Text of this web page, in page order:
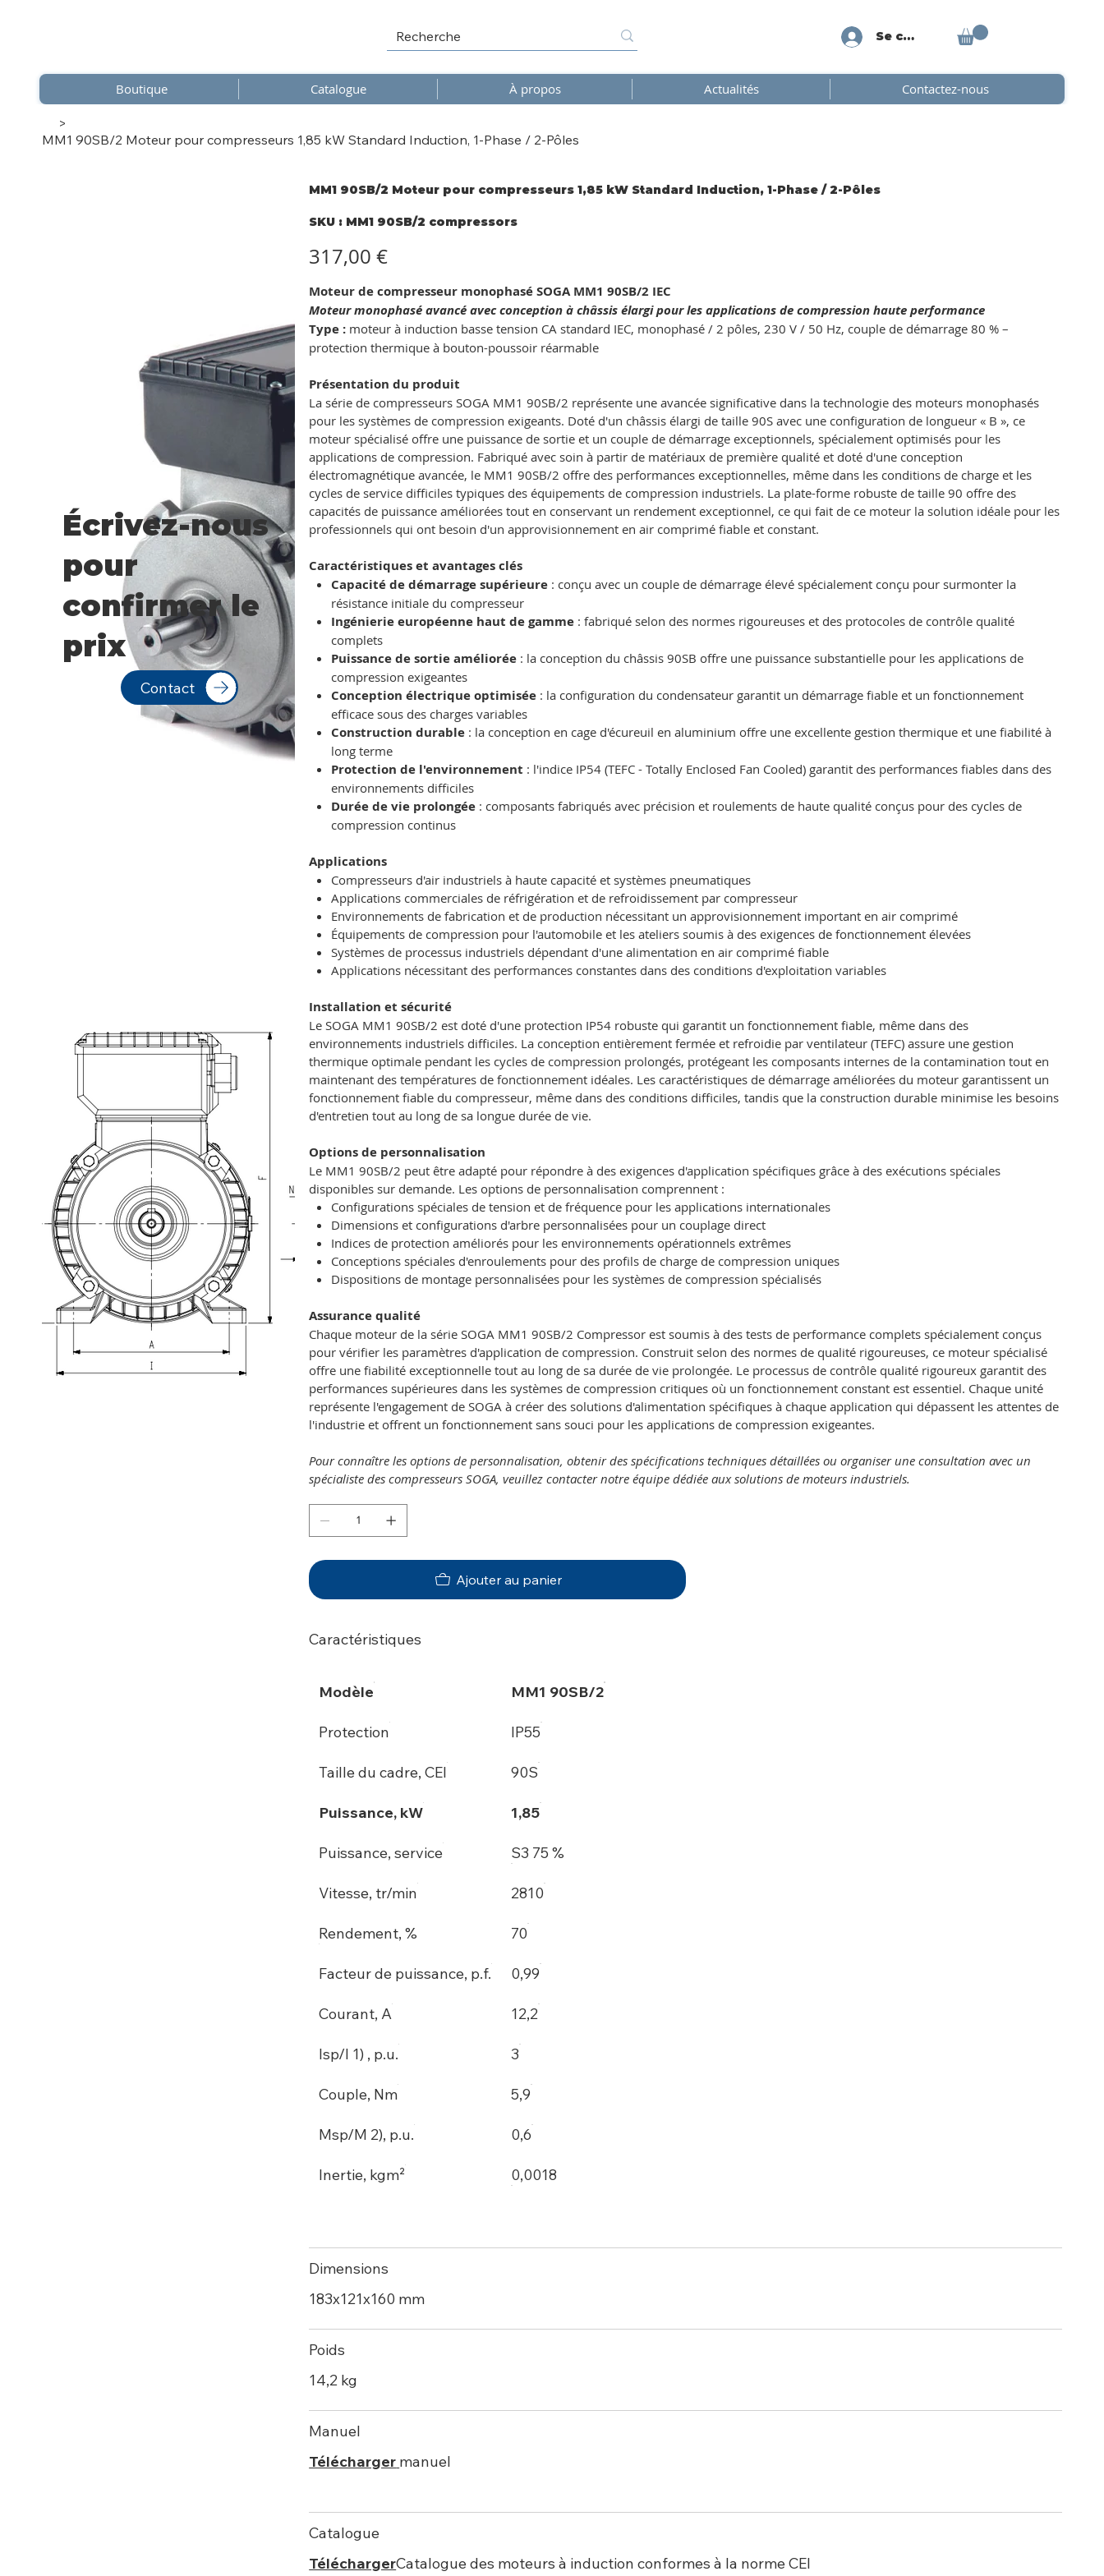
Se connecter
Boutique Catalogue À propos Actualités Contactez-nous
>
MM1 90SB/2 Moteur pour compresseurs 1,85 kW Standard Induction, 1-Phase / 2-Pôles
MM1 90SB/2 Moteur pour compresseurs 1,85 kW Standard Induction, 1-Phase / 2-Pôles
SKU : SKU
MM1
MM1 90SB/2 compressors
317,00 €
Moteur de compresseur monophasé SOGA MM1 90SB/2 IEC
Moteur monophasé avancé avec conception à châssis élargi pour les applications de compression haute performance
Type : moteur à induction basse tension CA standard IEC, monophasé / 2 pôles, 230 V / 50 Hz, couple de démarrage 80 % –
protection thermique à bouton-poussoir réarmable
Présentation du produit
La série de compresseurs SOGA MM1 90SB/2 représente une avancée significative dans la technologie des moteurs monophasés
pour les systèmes de compression exigeants. Doté d'un châssis élargi de taille 90S avec une configuration de longueur « B », ce
moteur spécialisé offre une puissance de sortie et un couple de démarrage exceptionnels, spécialement optimisés pour les
applications de compression. Fabriqué avec soin à partir de matériaux de première qualité et doté d'une conception
électromagnétique avancée, le MM1 90SB/2 offre des performances exceptionnelles, même dans les conditions de charge et les
cycles de service difficiles typiques des équipements de compression industriels. La plate-forme robuste de taille 90 offre des
capacités de puissance améliorées tout en conservant un rendement exceptionnel, ce qui fait de ce moteur la solution idéale pour les
professionnels qui ont besoin d'un approvisionnement en air comprimé fiable et constant.
Caractéristiques et avantages clés
Capacité de démarrage supérieure : conçu avec un couple de démarrage élevé spécialement conçu pour surmonter la
résistance initiale du compresseur
Ingénierie européenne haut de gamme : fabriqué selon des normes rigoureuses et des protocoles de contrôle qualité
complets
Puissance de sortie améliorée : la conception du châssis 90SB offre une puissance substantielle pour les applications de
compression exigeantes
Conception électrique optimisée : la configuration du condensateur garantit un démarrage fiable et un fonctionnement
efficace sous des charges variables
Construction durable : la conception en cage d'écureuil en aluminium offre une excellente gestion thermique et une fiabilité à
long terme
Protection de l'environnement : l'indice IP54 (TEFC - Totally Enclosed Fan Cooled) garantit des performances fiables dans des
environnements difficiles
Durée de vie prolongée : composants fabriqués avec précision et roulements de haute qualité conçus pour des cycles de
compression continus
Applications
Compresseurs d'air industriels à haute capacité et systèmes pneumatiques
Applications commerciales de réfrigération et de refroidissement par compresseur
Environnements de fabrication et de production nécessitant un approvisionnement important en air comprimé
Équipements de compression pour l'automobile et les ateliers soumis à des exigences de fonctionnement élevées
Systèmes de processus industriels dépendant d'une alimentation en air comprimé fiable
Applications nécessitant des performances constantes dans des conditions d'exploitation variables
Installation et sécurité
Le SOGA MM1 90SB/2 est doté d'une protection IP54 robuste qui garantit un fonctionnement fiable, même dans des
environnements industriels difficiles. La conception entièrement fermée et refroidie par ventilateur (TEFC) assure une gestion
thermique optimale pendant les cycles de compression prolongés, protégeant les composants internes de la contamination tout en
maintenant des températures de fonctionnement idéales. Les caractéristiques de démarrage améliorées du moteur garantissent un
fonctionnement fiable du compresseur, même dans des conditions difficiles, tandis que la construction durable minimise les besoins
d'entretien tout au long de sa longue durée de vie.
Options de personnalisation
Le MM1 90SB/2 peut être adapté pour répondre à des exigences d'application spécifiques grâce à des exécutions spéciales
disponibles sur demande. Les options de personnalisation comprennent :
Configurations spéciales de tension et de fréquence pour les applications internationales
Dimensions et configurations d'arbre personnalisées pour un couplage direct
Indices de protection améliorés pour les environnements opérationnels extrêmes
Conceptions spéciales d'enroulements pour des profils de charge de compression uniques
Dispositions de montage personnalisées pour les systèmes de compression spécialisés
Assurance qualité
Chaque moteur de la série SOGA MM1 90SB/2 Compressor est soumis à des tests de performance complets spécialement conçus
pour vérifier les paramètres d'application de compression. Construit selon des normes de qualité rigoureuses, ce moteur spécialisé
offre une fiabilité exceptionnelle tout au long de sa durée de vie prolongée. Le processus de contrôle qualité rigoureux garantit des
performances supérieures dans les systèmes de compression critiques où un fonctionnement constant est essentiel. Chaque unité
représente l'engagement de SOGA à créer des solutions d'alimentation spécifiques à chaque application qui dépassent les attentes de
l'industrie et offrent un fonctionnement sans souci pour les applications de compression exigeantes.
Pour connaître les options de personnalisation, obtenir des spécifications techniques détaillées ou organiser une consultation avec un
spécialiste des compresseurs SOGA, veuillez contacter notre équipe dédiée aux solutions de moteurs industriels.
Ajouter au panier
Caractéristiques
Modèle MM1 90SB/2
Protection IP55
Taille du cadre, CEI 90S
Puissance, kW 1,85
Puissance, service S3 75 %
Vitesse, tr/min 2810
Rendement, % 70
Facteur de puissance, p.f. 0,99
Courant, A 12,2
Isp/I 1) , p.u. 3
Couple, Nm 5,9
Msp/M 2), p.u. 0,6
Inertie, kgm² 0,0018
Dimensions
183х121x160 mm
Poids
14,2 kg
Manuel
Télécharger manuel
Catalogue
TéléchargerCatalogue des moteurs à induction conformes à la norme CEI
Écrivez-nous
pour
confirmer le
prix
Contact